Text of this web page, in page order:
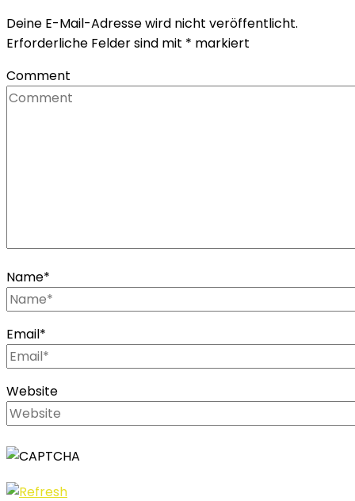
Deine E-Mail-Adresse wird nicht veröffentlicht.
Erforderliche Felder sind mit * markiert
Comment
Name*
Email*
Website